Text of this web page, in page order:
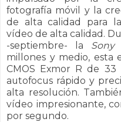
fotografía móvil y la
de alta calidad para
vídeo de alta calidad.
-septiembre- la
millones y medio, esta
CMOS Exmor R de 33
autofocus rápido y
alta resolución.
vídeo impresionante,
por segundo.